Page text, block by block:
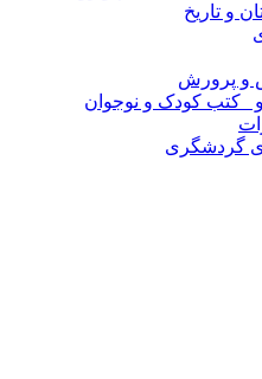
و تاریخ
و پرورش
کودک و نوجوان
گردشگری